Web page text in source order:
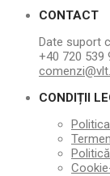
CONTACT
Date suport
+40 720 539
CONDIȚII